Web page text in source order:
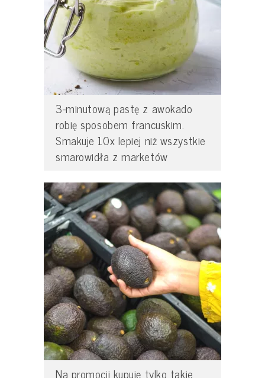
3-minutową pastę z awokado
robię sposobem francuskim.
Smakuje 10x lepiej niż wszystkie
smarowidła z marketów
Na promocji kupuję tylko takie